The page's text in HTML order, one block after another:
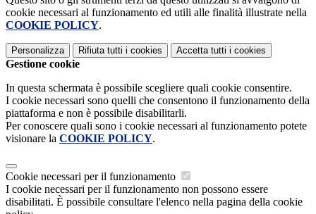
cookie necessari al funzionamento ed utili alle finalità illustrate nella
COOKIE POLICY.
Personalizza Rifiuta tutti i cookies Accetta tutti i cookies
Gestione cookie
In questa schermata è possibile scegliere quali cookie consentire.
I cookie necessari sono quelli che consentono il funzionamento della
piattaforma e non è possibile disabilitarli.
Per conoscere quali sono i cookie necessari al funzionamento potete
visionare la COOKIE POLICY.
Cookie necessari per il funzionamento
I cookie necessari per il funzionamento non possono essere
disabilitati. È possibile consultare l'elenco nella pagina della cookie